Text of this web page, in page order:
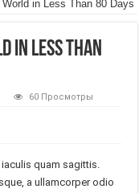
in Less Than 80 Days
in Less Than
60 Просмотры
quam sagittis.
a ullamcorper odio